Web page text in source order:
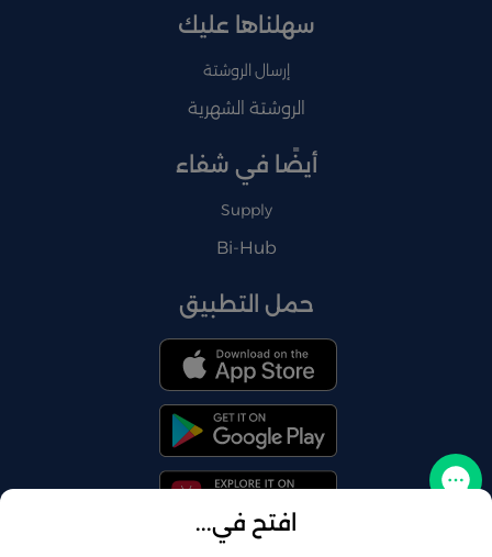
افتح في...
سهلناها عليك
إرسال الروشتة
الروشتة الشهرية
أيضًا في شفاء
Supply
Bi-Hub
حمل التطبيق
تواصل معنا